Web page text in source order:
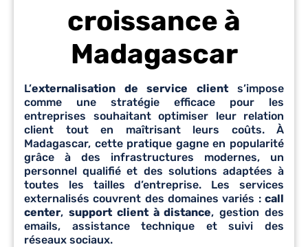
croissance à
Madagascar
L’externalisation de service clients’impose
comme une stratégie efficace pour les
entreprises souhaitant optimiser leur relation
client tout en maîtrisant leurs coûts. À
Madagascar, cette pratique gagne en popularité
grâce à des infrastructures modernes, un
personnel qualifié et des solutions adaptées à
toutes les tailles d’entreprise. Les services
externalisés couvrent des domaines variés : call
center, support client à distance, gestion des
emails, assistance technique et suivi des
réseaux sociaux.